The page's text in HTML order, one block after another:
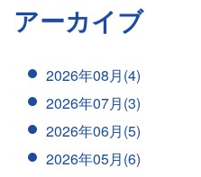
アーカイブ
2026年08月(4)
2026年07月(3)
2026年06月(5)
2026年05月(6)